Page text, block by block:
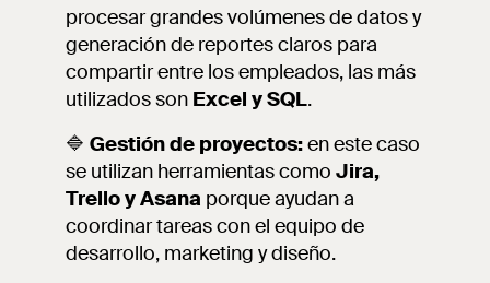
procesar grandes volúmenes de datos y
generación de reportes claros para
compartir entre los empleados, las más
utilizados son Excel y SQL.
🔷 Gestión de proyectos:en este caso
se utilizan herramientas como Jira,
Trello y Asana porque ayudan a
coordinar tareas con el equipo de
desarrollo, marketing y diseño.